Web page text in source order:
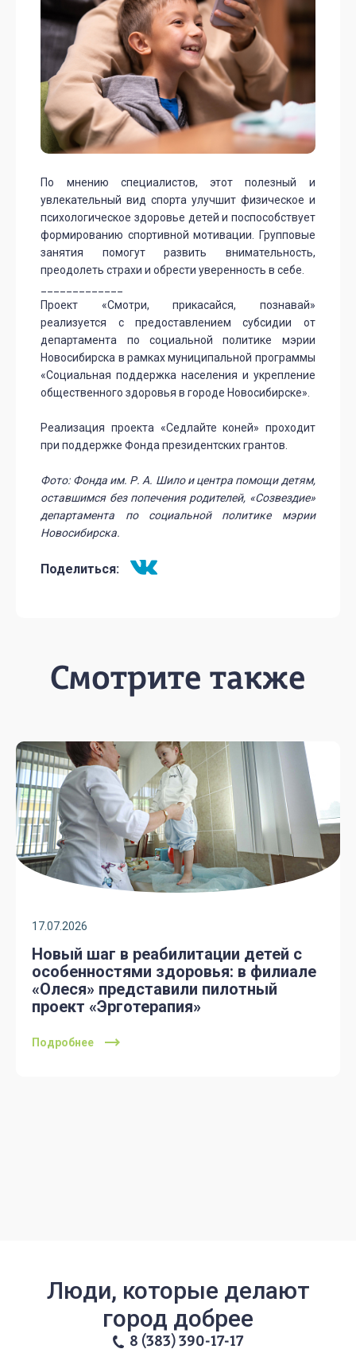
По мнению специалистов, этот полезный и
увлекательный вид спорта улучшит физическое и
психологическое здоровье детей и поспособствует
формированию спортивной мотивации. Групповые
занятия помогут развить внимательность,
преодолеть страхи и обрести уверенность в себе.
Проект «Смотри, прикасайся, познавай»
реализуется с предоставлением субсидии от
департамента по социальной политике мэрии
Новосибирска в рамках муниципальной программы
«Социальная поддержка населения и укрепление
общественного здоровья в городе Новосибирске».
Реализация проекта «Седлайте коней» проходит
при поддержке Фонда президентских грантов.
Фото: Фонда им. Р. А. Шило и центра помощи детям,
оставшимся без попечения родителей, «Созвездие»
департамента по социальной политике мэрии
Новосибирска.
Поделиться:
Смотрите также
17.07.2026
Новый шаг в реабилитации детей с
особенностями здоровья: в филиале
«Олеся» представили пилотный
проект «Эрготерапия»
Подробнее
Люди, которые делают
город добрее
8 (383) 390-17-17